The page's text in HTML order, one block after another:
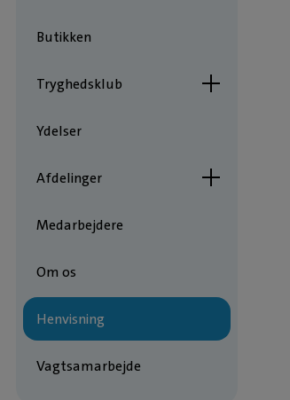
Butikken
Tryghedsklub
Ydelser
Afdelinger
Medarbejdere
Om os
Henvisning
Vagtsamarbejde